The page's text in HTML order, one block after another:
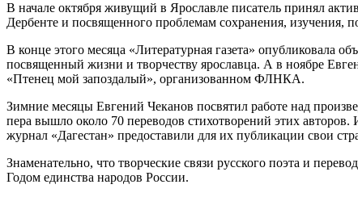
В начале октября живущий в Ярославле писатель принял
Дербенте и посвященного проблемам сохранения, изучения,
В конце этого месяца «Литературная газета» опубликовала
посвященный жизни и творчеству ярославца. А в ноябре
«Птенец мой запоздалый», организованном ФЛНКА.
Зимние месяцы Евгений Чеканов посвятил работе над
пера вышло около 70 переводов стихотворений этих
журнал «Дагестан» предоставили для их публикации свои
Знаменательно, что творческие связи русского поэта и
Годом единства народов России.